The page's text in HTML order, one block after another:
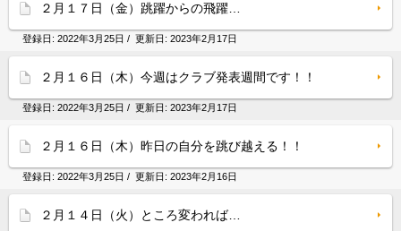
２月１７日（金）跳躍からの飛躍…
登録日: 2022年3月25日 / 更新日: 2023年2月17日
２月１６日（木）今週はクラブ発表週間です！！
登録日: 2022年3月25日 / 更新日: 2023年2月17日
２月１６日（木）昨日の自分を跳び越える！！
登録日: 2022年3月25日 / 更新日: 2023年2月16日
２月１４日（火）ところ変われば…